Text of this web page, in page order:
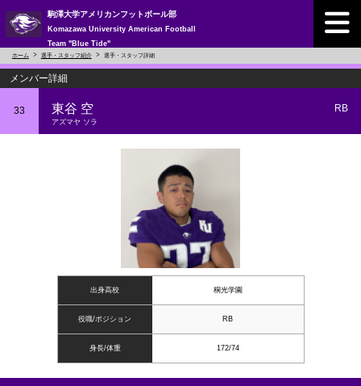
駒澤大学アメリカンフットボール部
Komazawa University American Football
Team "Blue Tide"
ホーム 選手・スタッフ紹介 選手・スタッフ詳細
メンバー詳細
33 東谷 空
アズマヤ ソラ
RB
出身高校 桐光学園
役職/ポジション RB
身長/体重 172/74